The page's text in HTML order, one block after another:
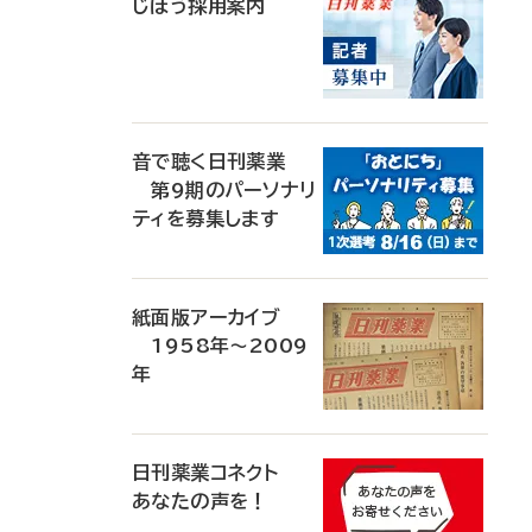
じほう採用案内
音で聴く日刊薬業
第9期のパーソナリ
ティを募集します
紙面版アーカイブ
1958年～2009
年
日刊薬業コネクト
あなたの声を！